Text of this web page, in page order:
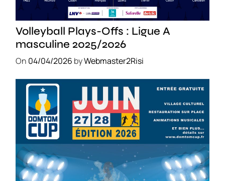
Volleyball Plays-Offs : Ligue A
masculine 2025/2026
On 04/04/2026 byWebmaster2Risi